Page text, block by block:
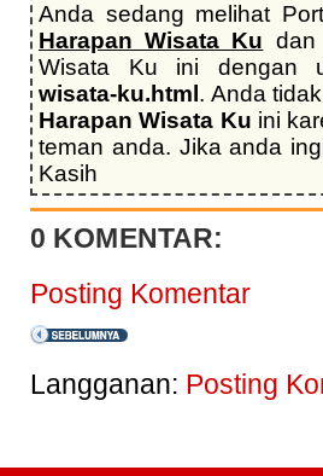
Anda sedang melihat
Harapan Wisata Ku
Wisata Ku ini dengan
wisata-ku.html . Anda
Harapan Wisata Ku ini
teman anda. Jika anda
Kasih
0 KOMENTAR:
Posting Komentar
Langganan: Posting